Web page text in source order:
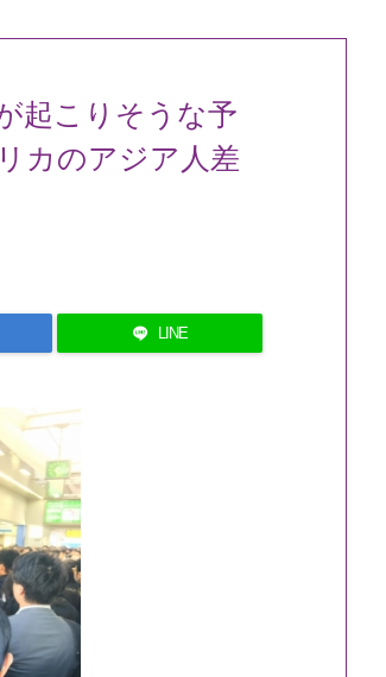
起こりそうな予
カのアジア人差
LINE